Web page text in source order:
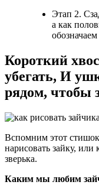
Этап 2.
а как
Короткий
убегать, И
рядом, чтобы
Вспомним этот
нарисовать зайку, или
зверька.
Каким мы любим